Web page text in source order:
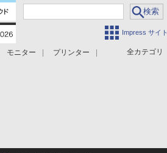
Impress サイト
全カテゴリ
モニター
プリンター